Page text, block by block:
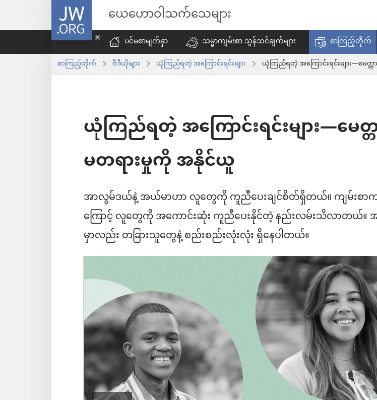
JW.ORG ယေဟောဝါသက်သေများ
ပင်မစာမျက်နှာ သမ္မာကျမ်းစာ သွန်သင်ချက်များ စာကြည့်တိုက်
စာကြည့်တိုက် ဗီဒီယိုများ ယုံကြည်ရတဲ့ အကြောင်းရင်းများ ယုံကြည်ရတဲ့ အကြောင်းရင်းများ—မေ
ယုံကြည်ရတဲ့ အကြောင်းရင်းများ—မေ
မတရားမှုကို အနိုင်ယူ
အာလွမ်ဒယ်နဲ့ အယ်မာဟာ လူတွေကို ကူညီပေးချင်စိတ်ရှိတယ်။ ကျမ်းစ
ကြောင့် လူတွေကို အကောင်းဆုံး ကူညီပေးနိုင်တဲ့ နည်းလမ်းသိလာတယ်။
မှာလည်း တခြားသူတွေနဲ့ စည်းစည်းလုံးလုံး ရှိနေပါတယ်။